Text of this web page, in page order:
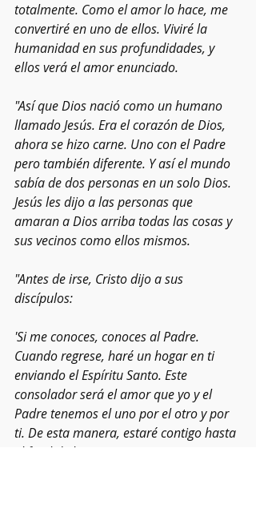
totalmente. Como el amor lo hace, me
convertiré en uno de ellos. Viviré la
humanidad en sus profundidades, y
ellos verá el amor enunciado.
"Así que Dios nació como un humano
llamado Jesús. Era el corazón de Dios,
ahora se hizo carne. Uno con el Padre
pero también diferente. Y así el mundo
sabía de dos personas en un solo Dios.
Jesús les dijo a las personas que
amaran a Dios arriba todas las cosas y
sus vecinos como ellos mismos.
"Antes de irse, Cristo dijo a sus
discípulos:
'Si me conoces, conoces al Padre.
Cuando regrese, haré un hogar en ti
enviando el Espíritu Santo. Este
consolador será el amor que yo y el
Padre tenemos el uno por el otro y por
ti. De esta manera, estaré contigo hasta
el final de los tiempos.